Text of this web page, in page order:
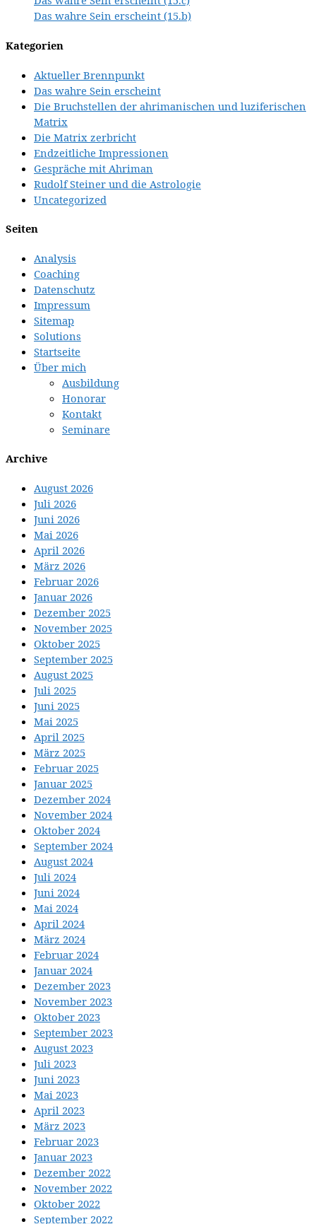
Das wahre Sein erscheint (15.b)
Kategorien
Aktueller Brennpunkt
Das wahre Sein erscheint
Die Bruchstellen der ahrimanischen und luziferischen
Matrix
Die Matrix zerbricht
Endzeitliche Impressionen
Gespräche mit Ahriman
Rudolf Steiner und die Astrologie
Uncategorized
Seiten
Analysis
Coaching
Datenschutz
Impressum
Sitemap
Solutions
Startseite
Über mich
Ausbildung
Honorar
Kontakt
Seminare
Archive
August 2026
Juli 2026
Juni 2026
Mai 2026
April 2026
März 2026
Februar 2026
Januar 2026
Dezember 2025
November 2025
Oktober 2025
September 2025
August 2025
Juli 2025
Juni 2025
Mai 2025
April 2025
März 2025
Februar 2025
Januar 2025
Dezember 2024
November 2024
Oktober 2024
September 2024
August 2024
Juli 2024
Juni 2024
Mai 2024
April 2024
März 2024
Februar 2024
Januar 2024
Dezember 2023
November 2023
Oktober 2023
September 2023
August 2023
Juli 2023
Juni 2023
Mai 2023
April 2023
März 2023
Februar 2023
Januar 2023
Dezember 2022
November 2022
Oktober 2022
September 2022